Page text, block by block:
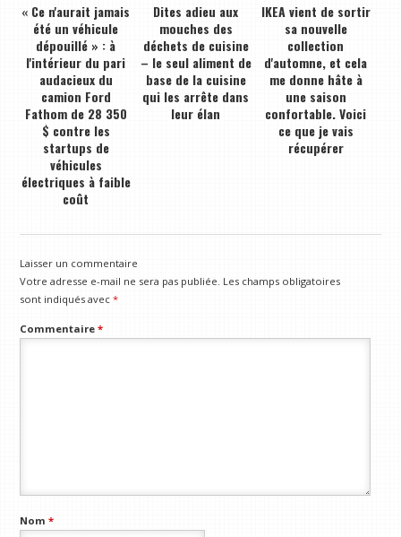
« Ce n'aurait jamais
été un véhicule
dépouillé » : à
l'intérieur du pari
audacieux du
camion Ford
Fathom de 28 350
$ contre les
startups de
véhicules
électriques à faible
coût
Dites adieu aux
mouches des
déchets de cuisine
– le seul aliment de
base de la cuisine
qui les arrête dans
leur élan
IKEA vient de sortir
sa nouvelle
collection
d'automne, et cela
me donne hâte à
une saison
confortable. Voici
ce que je vais
récupérer
Laisser un commentaire
Votre adresse e-mail ne sera pas publiée. Les champs obligatoires
sont indiqués avec*
Commentaire*
Nom*